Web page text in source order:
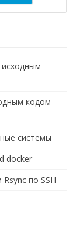
кодом
системы
docker
по SSH